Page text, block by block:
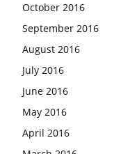
October 2016
September 2016
August 2016
July 2016
June 2016
May 2016
April 2016